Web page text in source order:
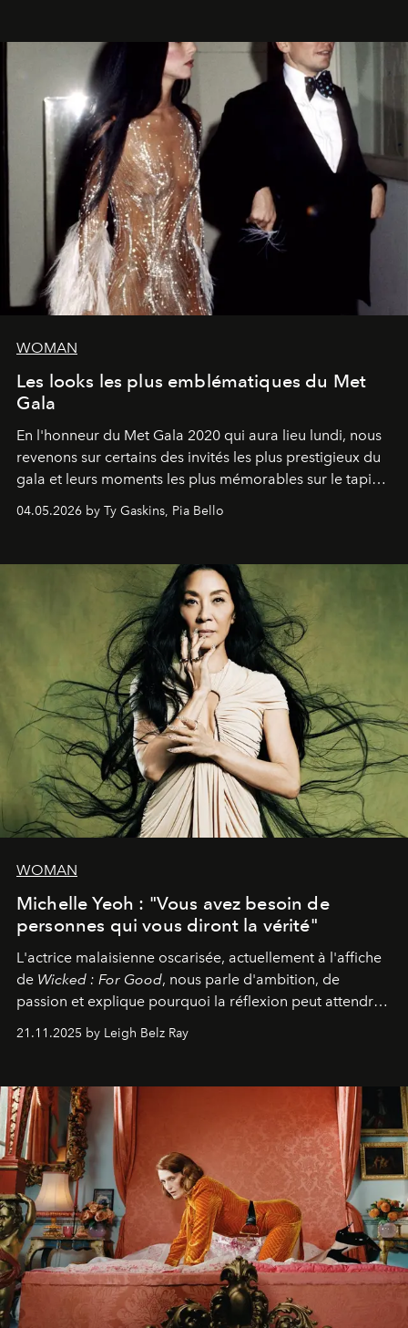
WOMAN
Les looks les plus emblématiques du Met
Gala
En l'honneur du Met Gala 2020 qui aura lieu lundi, nous
revenons sur certains des invités les plus prestigieux du
gala et leurs moments les plus mémorables sur le tapis
04.05.2026 by Ty Gaskins, Pia Bello
WOMAN
Michelle Yeoh : "Vous avez besoin de
personnes qui vous diront la vérité"
L'actrice malaisienne oscarisée, actuellement à l'affiche
de Wicked : For Good, nous parle d'ambition, de
passion et explique pourquoi la réflexion peut attendre.
personnage qui dit : 'C'est mon désir, mon ambition, ma
21.11.2025 by Leigh Belz Ray